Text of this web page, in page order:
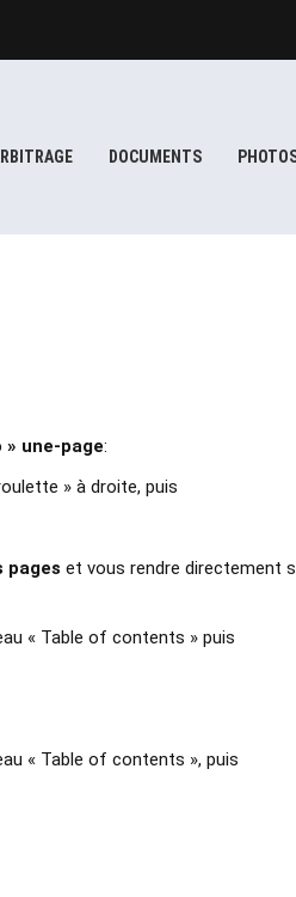
DOCUMENTS
» une-page:
» à droite, puis
pages et vous rendre directement
« Table of contents » puis
« Table of contents », puis